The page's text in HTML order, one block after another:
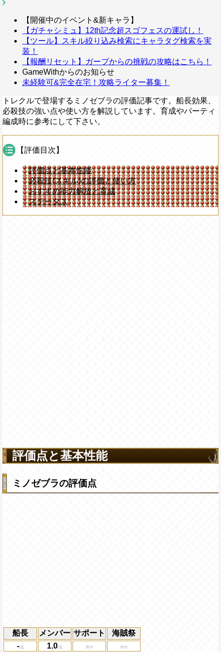
【開催中のイベント&新キャラ】
【ガチャシミュ】12th記念超スゴフェスの運試し！
【ツール】スキル絞り込み検索にキャラタグ検索を実
装！
【報酬リセット】ガープからの挑戦の攻略はこちら！
GameWithからのお知らせ
未経験可&完全在宅！攻略ライター募集！
トレクルで登場するミノゼブラの評価記事です。船長効果、
必殺技の強い点や使い方を解説しています。育成やパーティ
編成時に参考にして下さい。
【評価目次】
評価点と基本性能
必殺技(スキル)の評価と使い方
おすすめ能力解放と育成
ステータス
評価点と基本性能
ミノゼブラの評価点
船長 メンバー サポート
海賊祭
-
1.0